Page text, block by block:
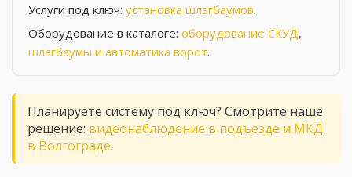
Услуги под ключ: установка шлагбаумов.
Оборудование в каталоге: оборудование СКУД ,
шлагбаумы и автоматика ворот.
Планируете систему под ключ? Смотрите наше
решение: видеонаблюдение в подъезде и МКД
в Волгограде.